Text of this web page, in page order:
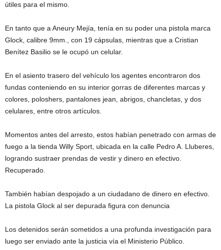
útiles para el mismo.
En tanto que a Aneury Mejía, tenía en su poder una pistola marca
Glock, calibre 9mm., con 19 cápsulas, mientras que a Cristian
Benítez Basilio se le ocupó un celular.
En el asiento trasero del vehículo los agentes encontraron dos
fundas conteniendo en su interior gorras de diferentes marcas y
colores, poloshers, pantalones jean, abrigos, chancletas, y dos
celulares, entre otros artículos.
Momentos antes del arresto, estos habían penetrado con armas de
fuego a la tienda Willy Sport, ubicada en la calle Pedro A. Lluberes,
logrando sustraer prendas de vestir y dinero en efectivo.
Recuperado.
También habían despojado a un ciudadano de dinero en efectivo.
La pistola Glock al ser depurada figura con denuncia
Los detenidos serán sometidos a una profunda investigación para
luego ser enviado ante la justicia vía el Ministerio Público.